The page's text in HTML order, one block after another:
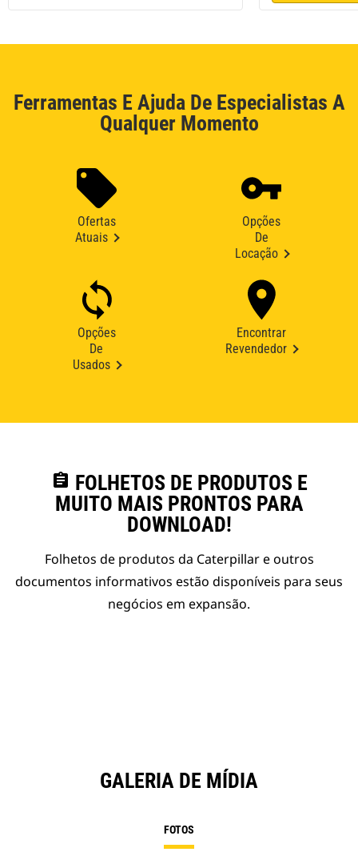
Ferramentas E Ajuda De Especialistas A
Qualquer Momento
Ofertas
Atuais
Opções
De
Locação
Opções
De
Usados
Encontrar
Revendedor
assignment FOLHETOS DE PRODUTOS E
MUITO MAIS PRONTOS PARA
DOWNLOAD!
Folhetos de produtos da Caterpillar e outros
documentos informativos estão disponíveis para seus
negócios em expansão.
GALERIA DE MÍDIA
FOTOS